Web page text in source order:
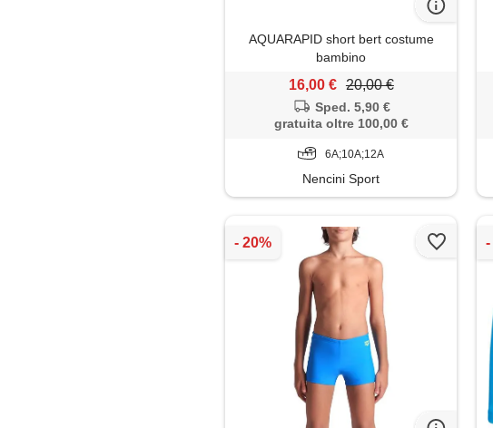
AQUARAPID short bert costume
bambino
16,00 € 20,00 €
Sped. 5,90 €
gratuita oltre 100,00 €
6A;10A;12A
Nencini Sport